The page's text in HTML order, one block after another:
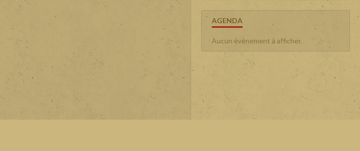
AGENDA
Aucun évènement à afficher.